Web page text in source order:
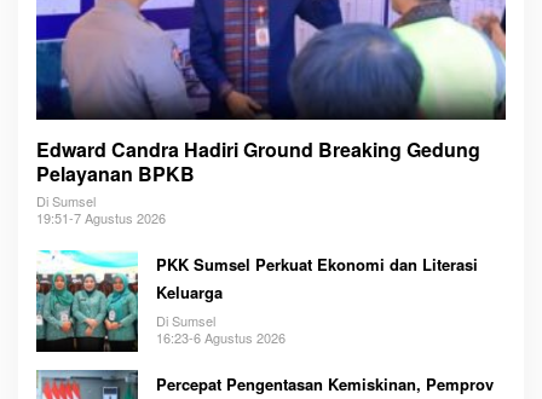
Edward Candra Hadiri Ground Breaking Gedung
Pelayanan BPKB
Di Sumsel
19:51-7 Agustus 2026
PKK Sumsel Perkuat Ekonomi dan Literasi
Keluarga
Di Sumsel
16:23-6 Agustus 2026
Percepat Pengentasan Kemiskinan, Pemprov